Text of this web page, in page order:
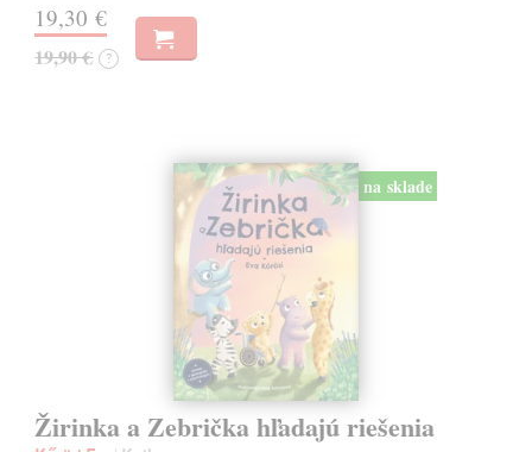
19,30 €
19,90 € ?
na sklade
Žirinka a Zebrička hľadajú riešenia